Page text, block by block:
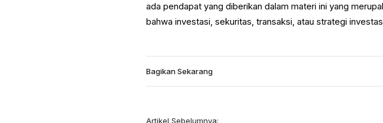
ada pendapat yang diberikan dalam materi ini yang
bahwa investasi, sekuritas, transaksi, atau strategi
Bagikan Sekarang
Artikel Sebelumnya: